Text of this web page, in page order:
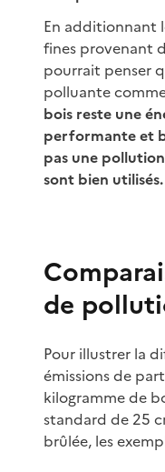
En additionnant
fines provenant
pourrait penser
polluante
bois reste une
performante et
pas une
sont bien utilisés.
de
Pour illustrer la
émissions de
kilogramme de
standard de 25
brûlée, les